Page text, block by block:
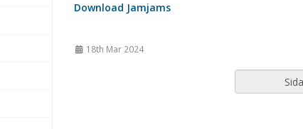
Download Jamjams
18th Mar 2024